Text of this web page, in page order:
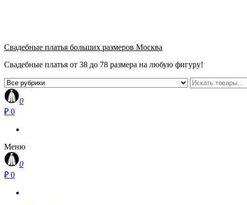
Свадебные платья больших размеров Москва
Свадебные платья от 38 до 78 размера на любую фигуру!
0
₽ 0
Меню
0
₽ 0